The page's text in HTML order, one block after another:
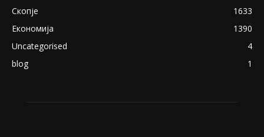
Скопје
1633
Економија
1390
Uncategorised
4
blog
1